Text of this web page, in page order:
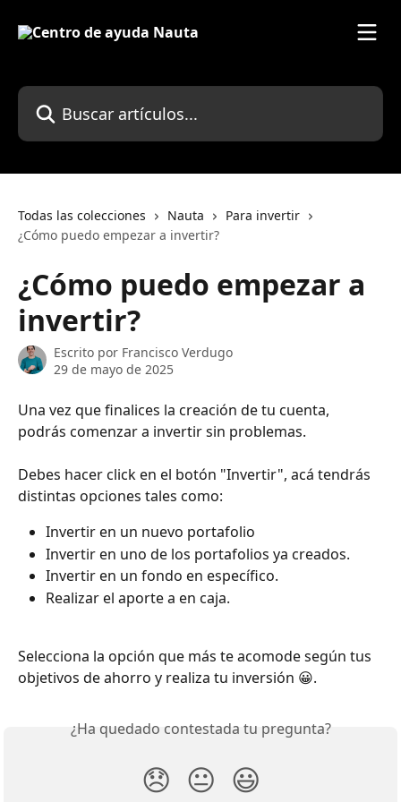
Buscar artículos...
Todas las colecciones Nauta
Para invertir
¿Cómo puedo empezar a invertir?
¿Cómo puedo empezar a
invertir?
Escrito por Francisco Verdugo
29 de mayo de 2025
Una vez que finalices la creación de tu cuenta,
podrás comenzar a invertir sin problemas.
Debes hacer click en el botón "Invertir", acá tendrás
distintas opciones tales como:
Invertir en un nuevo portafolio
Invertir en uno de los portafolios ya creados.
Invertir en un fondo en específico.
Realizar el aporte a en caja.
Selecciona la opción que más te acomode según tus
objetivos de ahorro y realiza tu inversión 😀.
¿Ha quedado contestada tu pregunta?
😞 😐 😃